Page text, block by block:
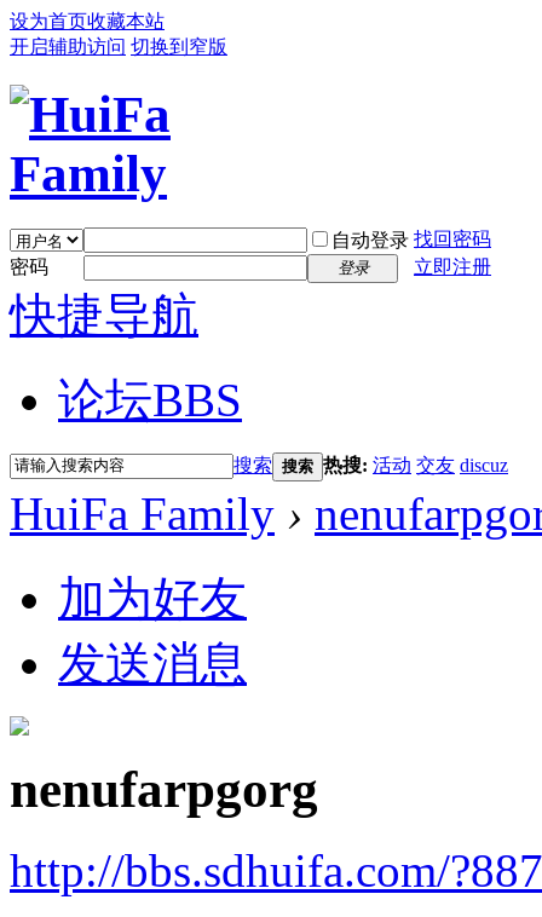
设为首页收藏本站
开启辅助访问 切换到窄版
自动登录 找回密码
密码
登录 立即注册
快捷导航
论坛BBS
搜索 搜索 热搜: 活动 交友 discuz
HuiFa Family ›
加为好友
发送消息
nenufarpgorg
http://bbs.sdhuifa.com/